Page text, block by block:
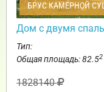
БРУС КАМЕРНОЙ
Дом с двумя
Тип:
Общая площадь: 82.52
1828140